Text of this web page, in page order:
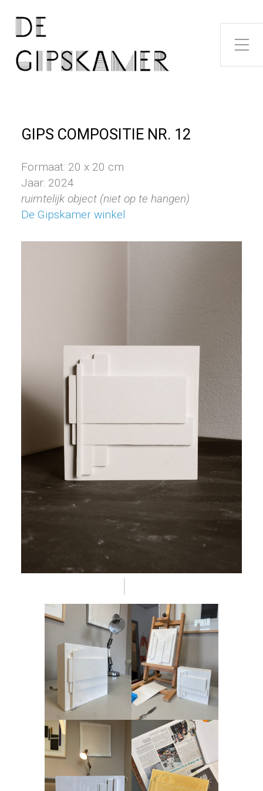
Toggle
GIPS COMPOSITIE NR. 12
Formaat: 20 x 20 cm
Jaar: 2024
ruimtelijk object (niet op te hangen)
De Gipskamer winkel